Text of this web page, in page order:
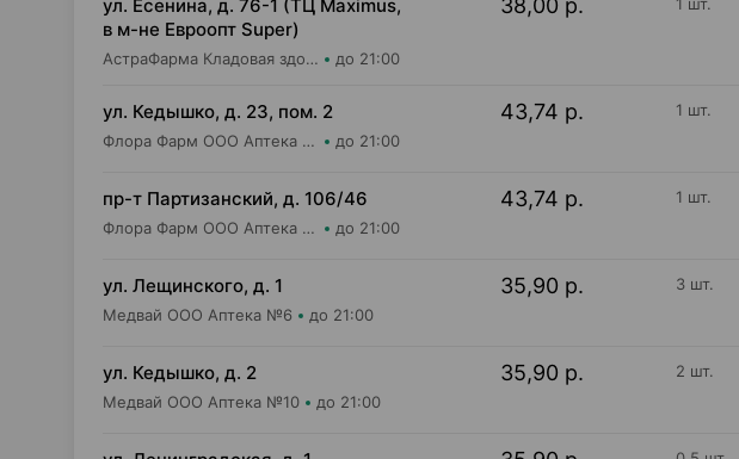
ул. Есенина, д. 76-1 (ТЦ Maximus,
в м-не Евроопт Super)
АстраФарма Кладовая здоровья ООО Аптека №9 до 21:00
38,00 р.
ул. Кедышко, д. 23, пом. 2
Флора Фарм ООО Аптека №21 до 21:00
43,74 р. 1 шт.
пр-т Партизанский, д. 106/46
Флора Фарм ООО Аптека №20 до 21:00
43,74 р. 1 шт.
ул. Лещинского, д. 1
Медвай ООО Аптека №6 до 21:00
35,90 р. 3 шт.
ул. Кедышко, д. 2
Медвай ООО Аптека №10 до 21:00
35,90 р. 2 шт.